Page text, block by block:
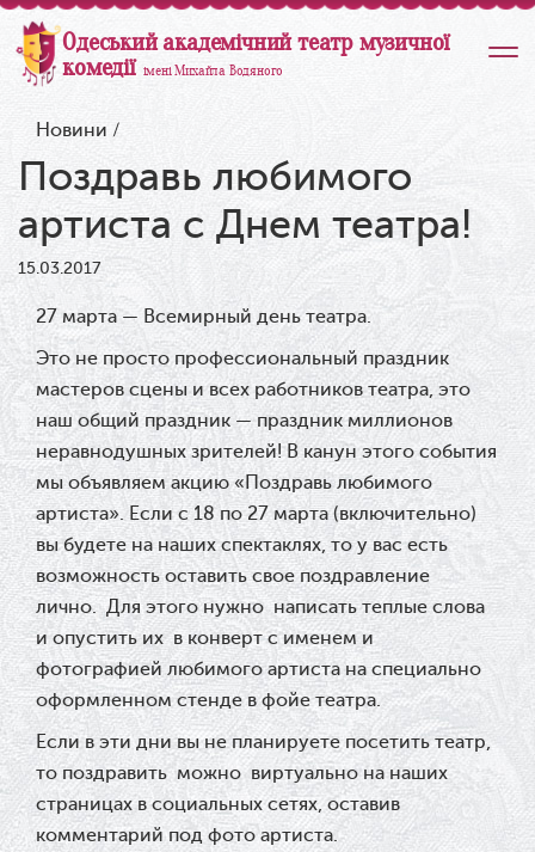
Одеський академічний театр музичної
комедії імені Михайла Водяного
Новини /
Поздравь любимого
артиста с Днем театра!
15.03.2017
27 марта — Всемирный день театра.
Это не просто профессиональный праздник
мастеров сцены и всех работников театра, это
наш общий праздник — праздник миллионов
неравнодушных зрителей! В канун этого события
мы объявляем акцию «Поздравь любимого
артиста». Если с 18 по 27 марта (включительно)
вы будете на наших спектаклях, то у вас есть
возможность оставить свое поздравление
лично. Для этого нужно написать теплые слова
и опустить их в конверт с именем и
фотографией любимого артиста на специально
оформленном стенде в фойе театра.
Если в эти дни вы не планируете посетить театр,
то поздравить можно виртуально на наших
страницах в социальных сетях, оставив
комментарий под фото артиста.